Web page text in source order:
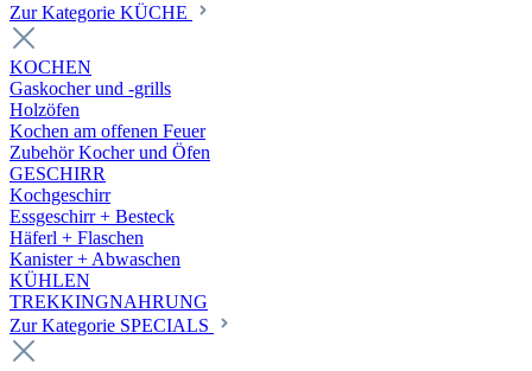
Zur Kategorie KÜCHE
KOCHEN
Gaskocher und -grills
Holzöfen
Kochen am offenen Feuer
Zubehör Kocher und Öfen
GESCHIRR
Kochgeschirr
Essgeschirr + Besteck
Häferl + Flaschen
Kanister + Abwaschen
KÜHLEN
TREKKINGNAHRUNG
Zur Kategorie SPECIALS